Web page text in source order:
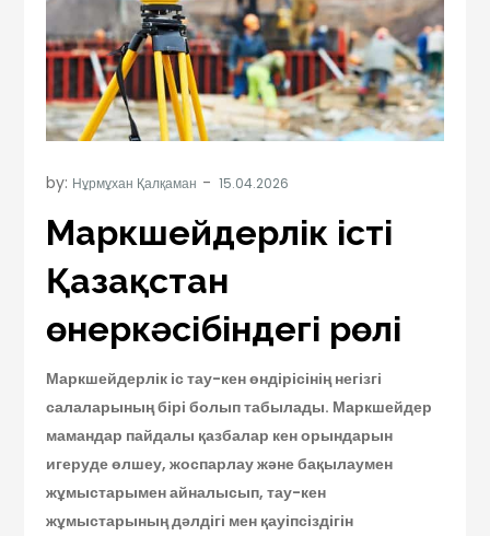
by: Нұрмұхан Қалқаман
Маркшейдерлік істің
Қазақстан
өнеркәсібіндегі рөлі
Маркшейдерлік іс тау-кен өндірісінің негізгі
салаларының бірі болып табылады. Маркшейдер
мамандар пайдалы қазбалар кен орындарын
игерудеөлшеу, жоспарлау және бақылаумен
жұмыстарыменайналысып, тау-кен
жұмыстарының дәлдігі мен қауіпсіздігін